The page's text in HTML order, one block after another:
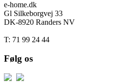
e-home.dk
Gl Silkeborgvej 33
DK-8920 Randers NV
T: 71 99 24 44
Følg os